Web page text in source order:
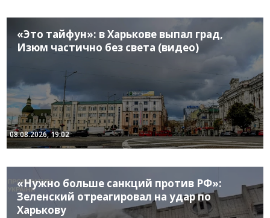
«Это тайфун»: в Харькове выпал град,
Изюм частично без света (видео)
08.08.2026, 19:02
«Нужно больше санкций против РФ»:
Зеленский отреагировал на удар по
Харькову